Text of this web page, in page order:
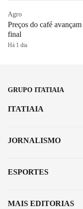
Agro
Preços do café
final
Há 1 dia
GRUPO ITATIAIA
ITATIAIA
JORNALISMO
ESPORTES
MAIS EDITORIAS